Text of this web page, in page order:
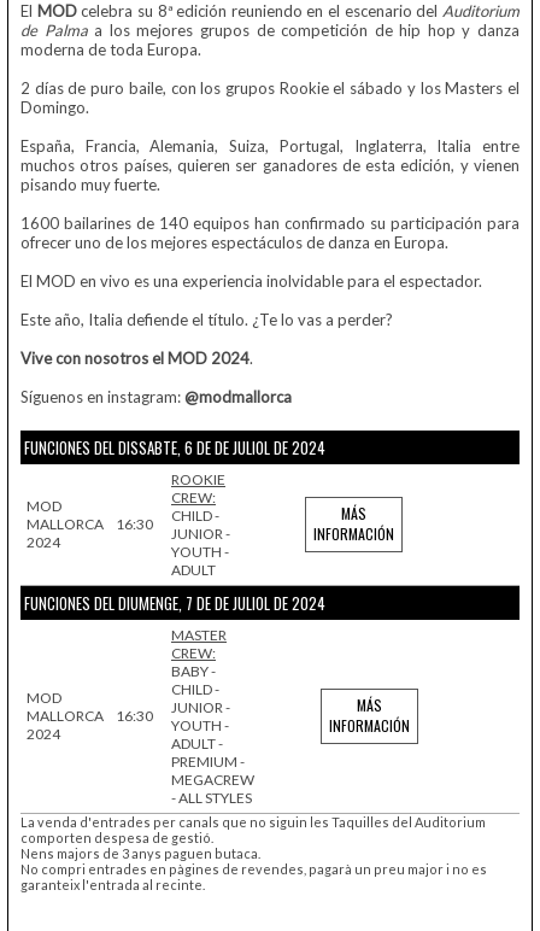
El MODcelebra su 8ª edición reuniendo en el escenario del Auditorium
de Palma a los mejores grupos de competición de hip hop y danza
moderna de toda Europa.
2 días de puro baile, con los grupos Rookie el sábado y los Masters el
Domingo.
España, Francia, Alemania, Suiza, Portugal, Inglaterra, Italia entre
muchos otros países, quieren ser ganadores de esta edición, y vienen
pisando muy fuerte.
1600 bailarines de 140 equipos han confirmado su participación para
ofrecer uno de los mejores espectáculos de danza en Europa.
El MOD en vivo es una experiencia inolvidable para el espectador.
Este año, Italia defiende el título. ¿Te lo vas a perder?
Vive con nosotros el MOD 2024.
Síguenos en instagram:@modmallorca
FUNCIONES DEL DISSABTE, 6 DE DE JULIOL DE 2024
MOD
MALLORCA
2024
16:30
ROOKIE
CREW:
CHILD -
JUNIOR -
YOUTH -
ADULT
MÁS
INFORMACIÓN
FUNCIONES DEL DIUMENGE, 7 DE DE JULIOL DE 2024
MOD
MALLORCA
2024
16:30
MASTER
CREW:
BABY -
CHILD -
JUNIOR -
YOUTH -
ADULT -
PREMIUM -
MEGACREW
- ALL STYLES
MÁS
INFORMACIÓN
La venda d'entrades per canals que no siguin les Taquilles del Auditorium
comporten despesa de gestió.
Nens majors de 3 anys paguen butaca.
No compri entrades en pàgines de revendes, pagarà un preu major i no es
garanteix l'entrada al recinte.